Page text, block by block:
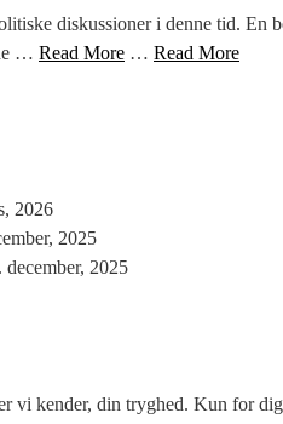
diskussioner i denne tid. En
… Read More … Read More
2026
2025
december, 2025
vi kender, din tryghed. Kun for